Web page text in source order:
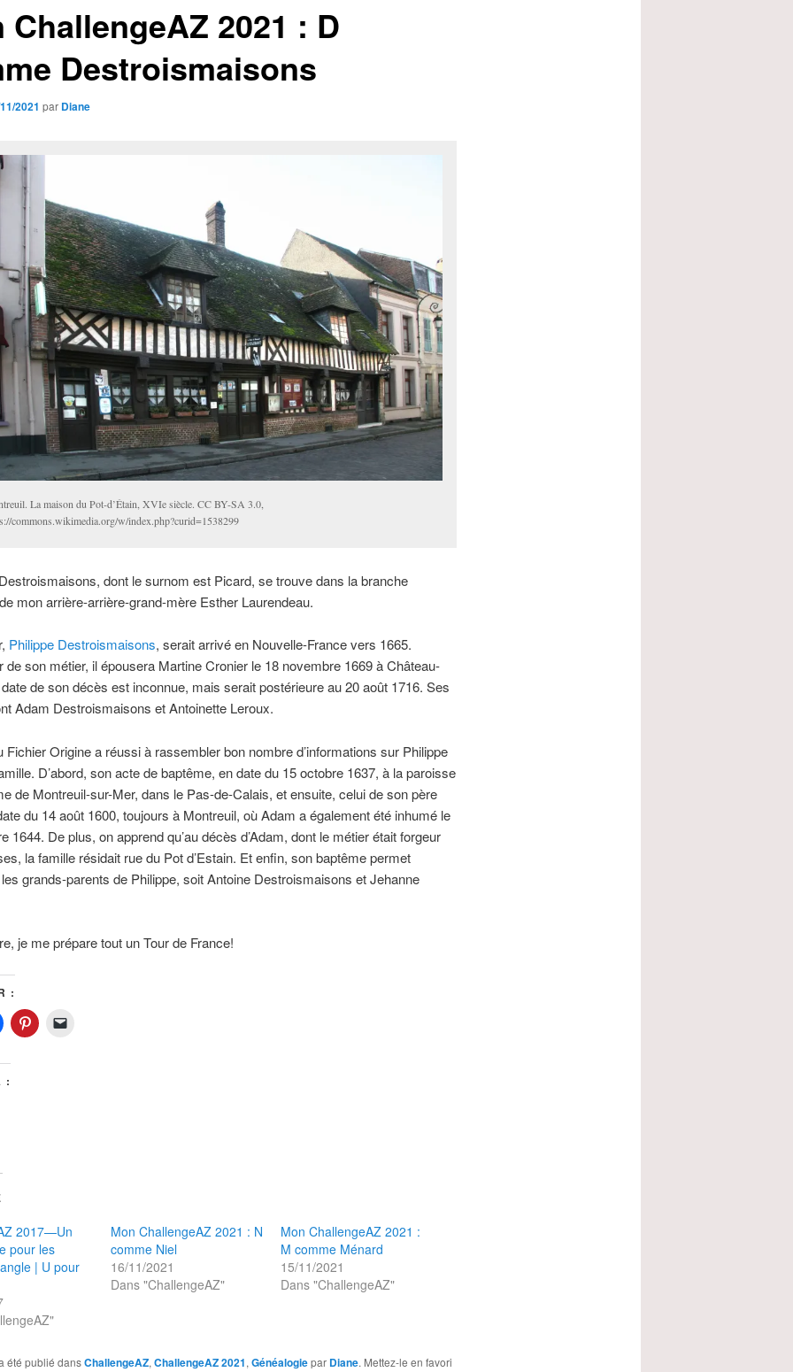
ChallengeAZ 2021 : D
Destroismaisons
2021 par Diane
La maison du Pot-d’Étain, XVIe siècle. CC BY-SA 3.0,
commons.wikimedia.org/w/index.php?curid=1538299
dont le surnom est Picard, se trouve dans la branche
mon arrière-arrière-grand-mère Esther Laurendeau.
Philippe Destroismaisons, serait arrivé en Nouvelle-France vers 1665.
de son métier, il épousera Martine Cronier le 18 novembre 1669 à Château-
de son décès est inconnue, mais serait postérieure au 20 août 1716. Ses
Adam Destroismaisons et Antoinette Leroux.
Fichier Origine a réussi à rassembler bon nombre d’informations sur Philippe
D’abord, son acte de baptême, en date du 15 octobre 1637, à la paroisse
de Montreuil-sur-Mer, dans le Pas-de-Calais, et ensuite, celui de son père
du 14 août 1600, toujours à Montreuil, où Adam a également été inhumé le
1644. De plus, on apprend qu’au décès d’Adam, dont le métier était forgeur
la famille résidait rue du Pot d’Estain. Et enfin, son baptême permet
les grands-parents de Philippe, soit Antoine Destroismaisons et Jehanne
je me prépare tout un Tour de France!
:
:
2017—Un
pour les
| U pour
Mon ChallengeAZ 2021 : N
comme Niel
16/11/2021
Dans "ChallengeAZ"
Mon ChallengeAZ 2021 :
M comme Ménard
15/11/2021
Dans "ChallengeAZ"
été publié dansChallengeAZ, ChallengeAZ 2021, Généalogiepar Diane. Mettez-le en favori